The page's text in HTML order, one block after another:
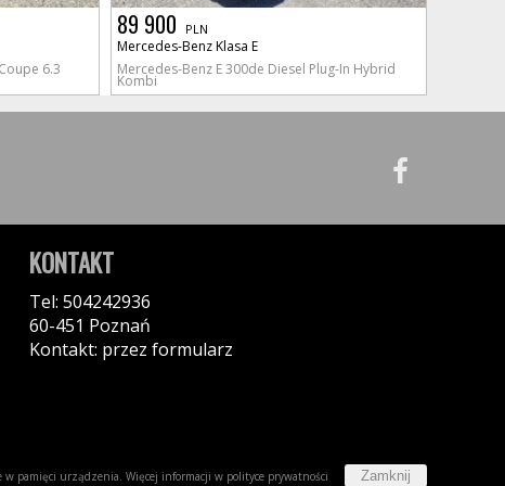
6.3
89 900 PLN
Mercedes-Benz Klasa E
Mercedes-Benz E 300de Diesel Plug-In Hybrid
Kombi
KONTAKT
Tel: 504242936
60-451 Poznań
Kontakt: przez formularz
w pamięci urządzenia. Więcej informacji w polityce prywatności Zamknij